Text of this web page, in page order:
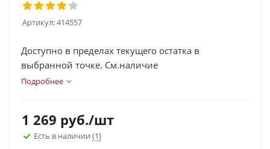
Артикул:414557
Доступно в пределах текущего остатка в
выбранной точке. См.наличие
Подробнее
1 269 руб./шт
Есть в наличии (1)